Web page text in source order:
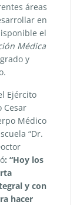
áreas
en
el
Médica
y
Ejército
Cesar
Médico
“Dr.
: “Hoy los
y con
hacer